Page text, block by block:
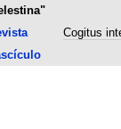
Cogitus